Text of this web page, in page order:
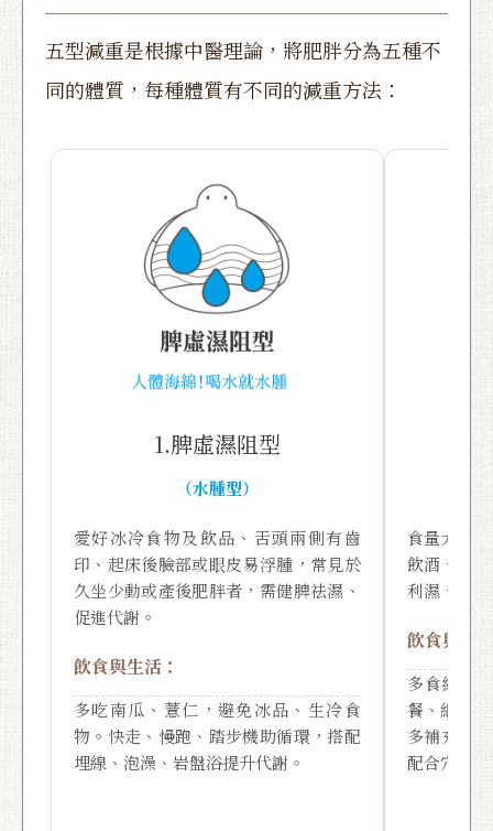
五型減重是根據中醫理論，將肥胖分為五種不
同的體質，每種體質有不同的減重方法：
1.脾虛濕阻型
（水腫型）
愛好冰冷食物及飲品、舌頭兩側有齒
印、起床後臉部或眼皮易浮腫，常見於
久坐少動或產後肥胖者，需健脾祛濕、
促進代謝。
飲食與生活：
多吃南瓜、薏仁，避免冰品、生冷食
物。快走、慢跑、踏步機助循環，搭配
埋線、泡澡、岩盤浴提升代謝。
食量大、
飲酒、容
利濕、調
飲食與生
多食綠豆
餐、細嚼
多補充高
配合穴位